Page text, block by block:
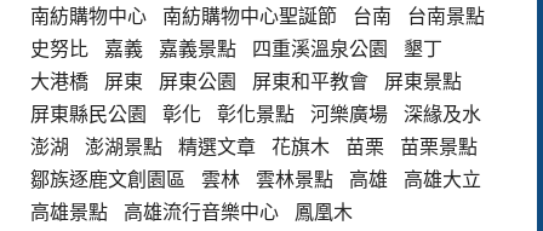
南紡購物中心
南紡購物中心聖誕節 台南
台南景點
史努比
嘉義 嘉義景點 四重溪溫泉公園
墾丁
大港橋
屏東 屏東公園 屏東和平教會
屏東景點
屏東縣民公園
彰化 彰化景點 河樂廣場
深緣及水
澎湖
澎湖景點 精選文章 花旗木 苗栗
苗栗景點
鄒族逐鹿文創園區
雲林 雲林景點 高雄
高雄大立
高雄景點
高雄流行音樂中心 鳳凰木